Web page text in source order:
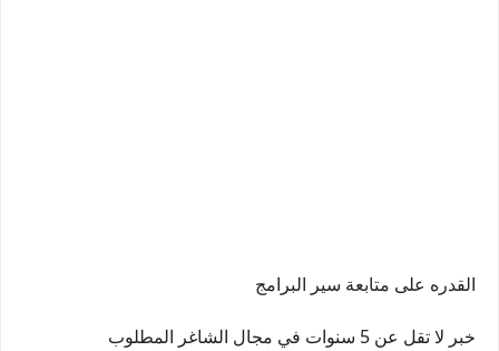
القدره على متابعة سير البرامج
خبر لا تقل عن 5 سنوات في مجال الشاغر المطلوب